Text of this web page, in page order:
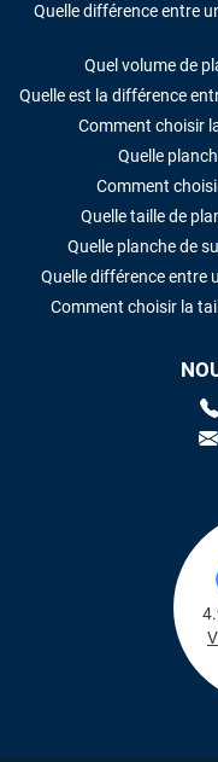
Quelle différence entre
Quel volume de
Quelle est la différence
Comment choisir
Quelle
Comment
Quelle taille de
Quelle planche de
Quelle différence entre
Comment choisir la